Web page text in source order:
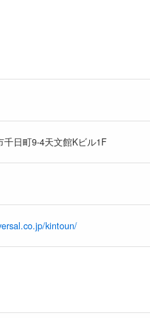
千日町9-4天文館Kビル1F
kintoun/